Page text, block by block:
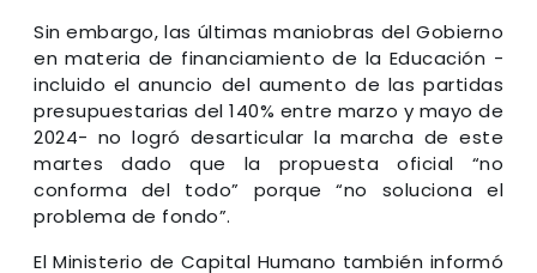
Sin embargo, las últimas maniobras del Gobierno
en materia de financiamiento de la Educación -
incluido el anuncio del aumento de las partidas
presupuestarias del 140% entre marzo y mayo de
2024- no logró desarticular la marcha de este
martes dado que la propuesta oficial “no
conforma del todo” porque “no soluciona el
problema de fondo”.
El Ministerio de Capital Humano también informó